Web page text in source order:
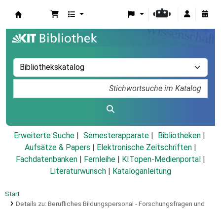
Erweiterte Suche Semesterapparate
Bibliotheken
Aufsätze & Papers
Elektronische Zeitschriften
Fachdatenbanken
Fernleihe KITopen-Medienportal
Literaturwunsch
Kataloganleitung
Start
Details zu: Berufliches Bildungspersonal - Forschungsfragen und